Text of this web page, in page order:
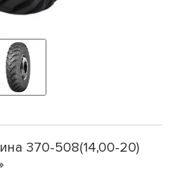
370-508(14,00-20)